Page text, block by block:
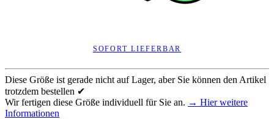
SOFORT LIEFERBAR
Diese Größe ist gerade nicht auf Lager, aber Sie können den Artikel
trotzdem bestellen ✔
Wir fertigen diese Größe individuell für Sie an. → Hier weitere
Informationen